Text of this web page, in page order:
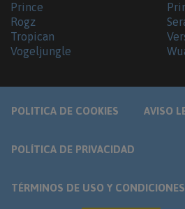
Prince
Rogz
Tropican
Vogeljungle
POLITICA DE COOKIES AVISO
POLÍTICA DE PRIVACIDAD
TÉRMINOS DE USO Y